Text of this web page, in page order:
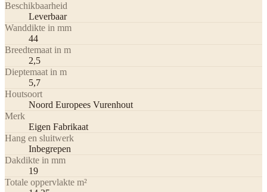
Beschikbaarheid
Leverbaar
Wanddikte in mm
44
Breedtemaat in m
2,5
Dieptemaat in m
5,7
Houtsoort
Noord Europees Vurenhout
Merk
Eigen Fabrikaat
Hang en sluitwerk
Inbegrepen
Dakdikte in mm
19
Totale oppervlakte m²